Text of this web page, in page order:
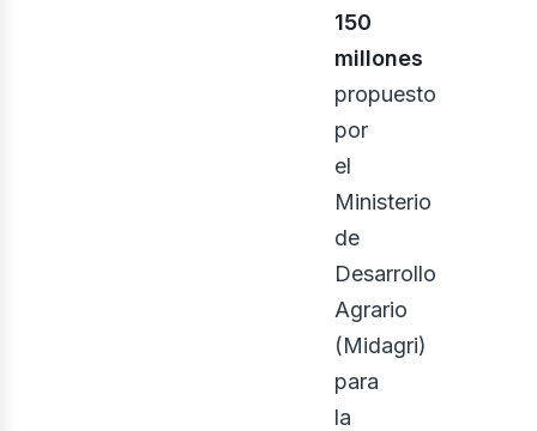
150
millones
propuesto
por
el
Ministerio
de
Desarrollo
Agrario
(Midagri)
para
la